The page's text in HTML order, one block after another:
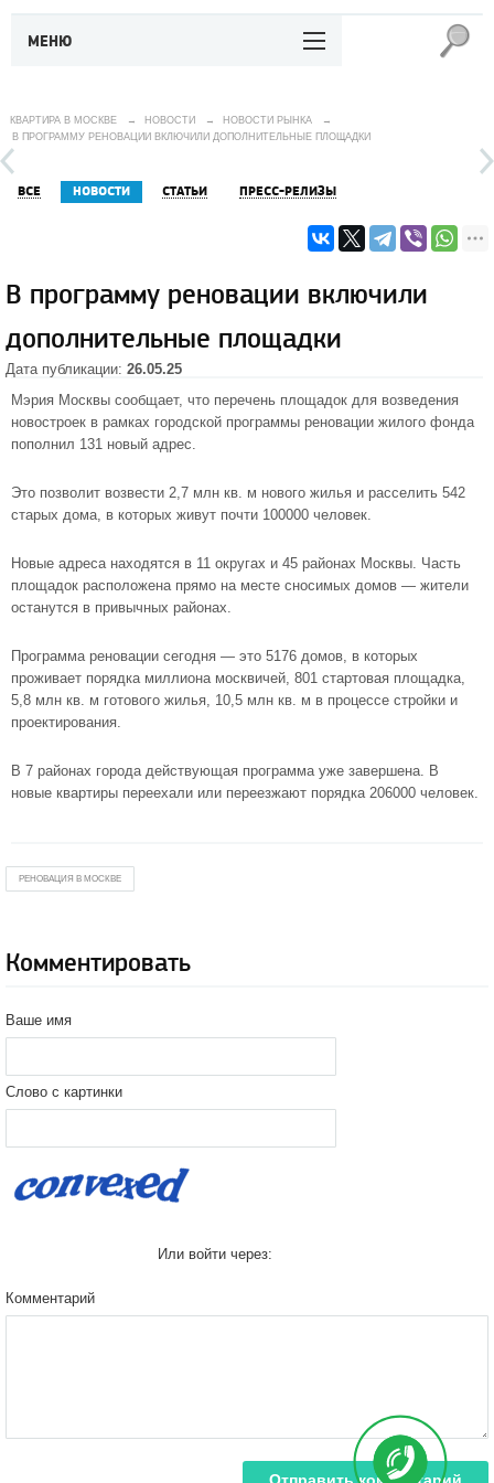
МЕНЮ
КВАРТИРА В МОСКВЕ → НОВОСТИ → НОВОСТИ РЫНКА
→
В ПРОГРАММУ РЕНОВАЦИИ ВКЛЮЧИЛИ ДОПОЛНИТЕЛЬНЫЕ ПЛОЩАДКИ
ВСЕ НОВОСТИ СТАТЬИ ПРЕСС-РЕЛИЗЫ
В программу реновации включили
дополнительные площадки
Дата публикации: 26.05.25
Мэрия Москвы сообщает, что перечень площадок для возведения
новостроек в рамках городской программы реновации жилого фонда
пополнил 131 новый адрес.
Это позволит возвести 2,7 млн кв. м нового жилья и расселить 542
старых дома, в которых живут почти 100000 человек.
Новые адреса находятся в 11 округах и 45 районах Москвы. Часть
площадок расположена прямо на месте сносимых домов — жители
останутся в привычных районах.
Программа реновации сегодня — это 5176 домов, в которых
проживает порядка миллиона москвичей, 801 стартовая площадка,
5,8 млн кв. м готового жилья, 10,5 млн кв. м в процессе стройки и
проектирования.
В 7 районах города действующая программа уже завершена. В
новые квартиры переехали или переезжают порядка 206000 человек.
РЕНОВАЦИЯ В МОСКВЕ
Комментировать
Ваше имя
Слово с картинки
Или войти через:
Комментарий
Отправить комментарий